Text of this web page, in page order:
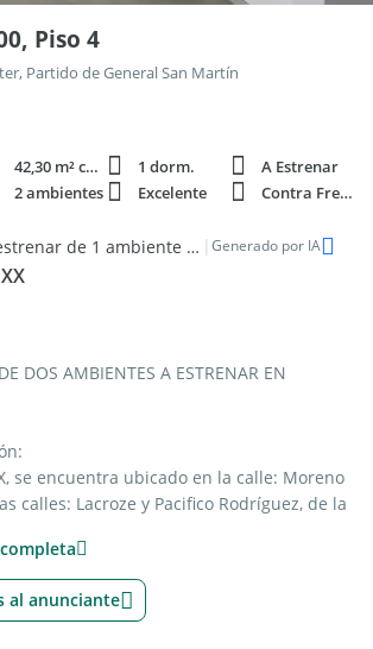
Piso 4
Partido de General San Martín
42,30 m² cubie. 1 dorm.
A Estrenar
2 ambientes Excelente Contra Frente
Departamento a estrenar de 1 ambiente en venta en Villa Ballester | Generado por IA
DOS AMBIENTES A ESTRENAR EN
se encuentra ubicado en la calle: Moreno
calles: Lacroze y Pacifico Rodríguez, de la
Aires.
al anunciante